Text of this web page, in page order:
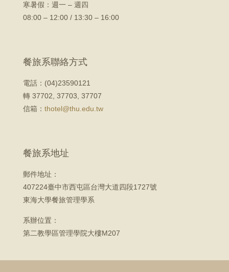
寒暑假：週一 – 週四
08:00 – 12:00 / 13:30 – 16:00
餐旅系聯絡方式
電話：(04)23590121
轉 37702, 37703, 37707
信箱： thotel@thu.edu.tw
餐旅系地址
郵件地址：
407224臺中市西屯區台灣大道四段1727號
東海大學餐旅管理學系
系辦位置：
第二教學區管理學院大樓M207